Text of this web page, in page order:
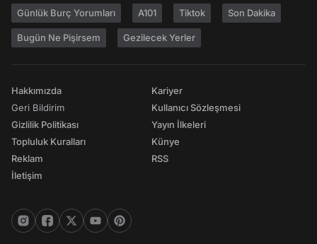
Günlük Burç Yorumları A101 Tiktok Son Dakika
Bugün Ne Pişirsem Gezilecek Yerler
Hakkımızda
Geri Bildirim
Gizlilik Politikası
Topluluk Kuralları
Reklam
İletişim
Kariyer
Kullanıcı Sözleşmesi
Yayın İlkeleri
Künye
RSS